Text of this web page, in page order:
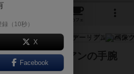
カフェ
せ、グデーリアンの手腕
（10秒）
X
Facebook